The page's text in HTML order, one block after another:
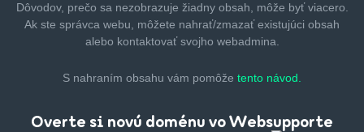
Dôvodov, prečo sa nezobrazuje žiadny obsah, môže byťviacero.
Ak ste správca webu, môžete nahrať/zmazaťexistujúci obsah
alebo kontaktovať svojho webadmina.
S nahraním obsahu vám pomôže tento návod.
Overte si novú doménu vo Websupporte